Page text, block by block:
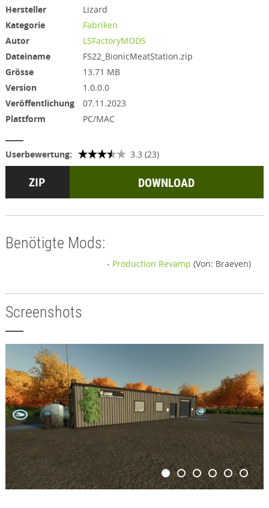
Hersteller
Lizard
Kategorie
Fabriken
Autor
LSFactoryMODS
Dateiname
FS22_BionicMeatStation.zip
Grösse
13.71 MB
Version
1.0.0.0
Veröffentlichung
07.11.2023
Plattform
PC/MAC
Userbewertung: 3.3 (23)
DOWNLOAD
Benötigte Mods:
- Production Revamp (Von: Braeven)
Screenshots